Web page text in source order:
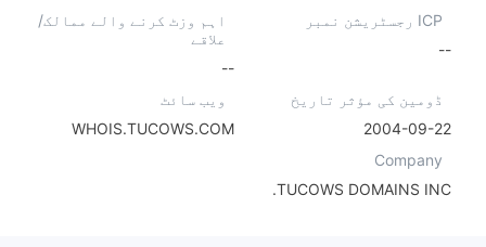
ICP رجسٹریشن نمبر
--
اہم وزٹ کرنے والے ممالک/
علاقے
--
ڈومین کی مؤثر تاریخ
2004-09-22
ویب سائٹ
WHOIS.TUCOWS.COM
Company
TUCOWS DOMAINS INC.